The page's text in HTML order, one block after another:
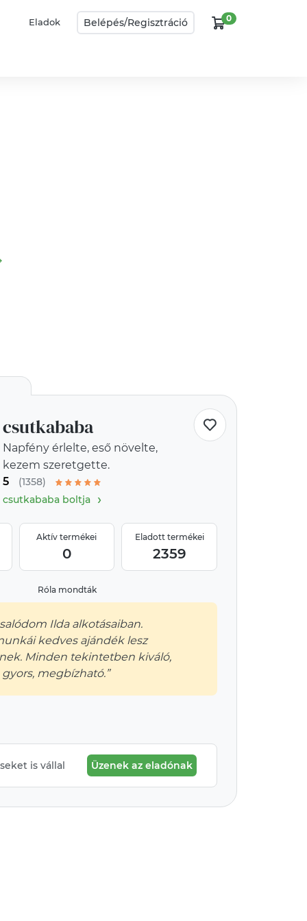
Eladok Belépés/Regisztráció 0
csutkababa
Napfény érlelte, eső növelte,
kezem szeretgette.
5
(1358)
csutkababa boltja
›
Aktív termékei
0
Eladott termékei
2359
Róla mondták
Ilda alkotásaiban.
kedves ajándék lesz
Minden tekintetben kiváló,
megbízható.”
is vállal Üzenek az eladónak